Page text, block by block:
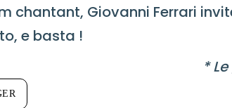
chantant, Giovanni Ferrari
e basta !
*